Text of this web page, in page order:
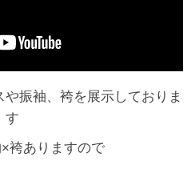
振袖、袴を展示しておりま
す
袴ありますので